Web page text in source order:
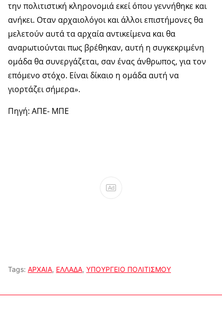
την πολιτιστική κληρονομιά εκεί όπου γεννήθηκε και
ανήκει. Οταν αρχαιολόγοι και άλλοι επιστήμονες θα
μελετούν αυτά τα αρχαία αντικείμενα και θα
αναρωτιούνται πως βρέθηκαν, αυτή η συγκεκριμένη
ομάδα θα συνεργάζεται, σαν ένας άνθρωπος, για τον
επόμενο στόχο. Είναι δίκαιο η ομάδα αυτή να
γιορτάζει σήμερα».
Πηγή: ΑΠΕ- ΜΠΕ
Ad
Tags: ΑΡΧΑΙΑ, ΕΛΛΑΔΑ, ΥΠΟΥΡΓΕΙΟ ΠΟΛΙΤΙΣΜΟΥ